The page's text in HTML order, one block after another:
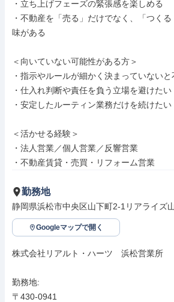
・立ち上げフェーズの緊張感を楽しめる
・不動産を「売る」だけでなく、「つく
味がある
＜向いていない可能性がある方＞
・指示やルールが細かく決まっていないと
・仕入れ判断や責任を負う立場を避けたい
・安定したルーティン業務だけを続けたい
＜活かせる経験＞
・法人営業／個人営業／反響営業
・不動産賃貸・売買・リフォーム営業
勤務地
静岡県浜松市中央区山下町2-1リアライズ
Googleマップで開く
株式会社リアルト・ハーツ　浜松営業所
勤務地:
〒430-0941